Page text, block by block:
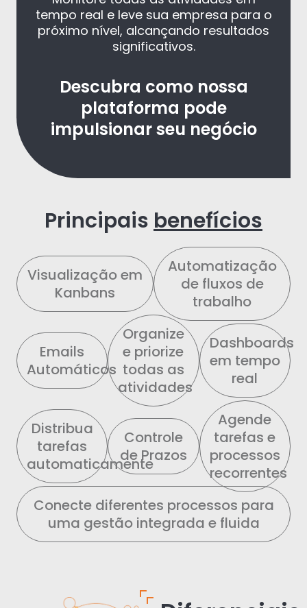
tempo real e leve sua empresa para o
próximo nível, alcançando resultados
significativos.
Descubra como nossa
plataforma pode
impulsionar seu negócio
Principais benefícios
Visualização em
Kanbans
Automatização
de fluxos de
trabalho
Emails
Automáticos
Organize
e priorize
todas as
atividades
Dashboards
em tempo
real
Distribua
tarefas
automaticamente
Controle
de Prazos
Agende
tarefas e
processos
recorrentes
Conecte diferentes processos para
uma gestão integrada e fluida